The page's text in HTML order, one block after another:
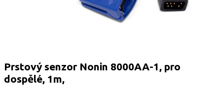
Prstový senzor Nonin 8000AA-1, pro
dospělé, 1m,